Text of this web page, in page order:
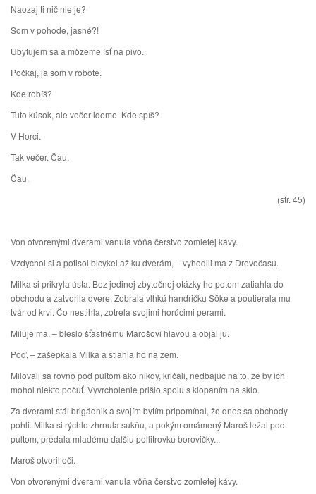
Naozaj ti nič nie je?
Som v pohode, jasné?!
Ubytujem sa a môžeme ísť na pivo.
Počkaj, ja som v robote.
Kde robíš?
Tuto kúsok, ale večer ideme. Kde spíš?
V Horci.
Tak večer. Čau.
Čau.
(str. 45)
Von otvorenými dverami vanula vôňa čerstvo zomletej kávy.
Vzdychol si a potisol bicykel až ku dverám, – vyhodili ma z Drevočasu.
Milka si prikryla ústa. Bez jedinej zbytočnej otázky ho potom zatiahla do
obchodu a zatvorila dvere. Zobrala vlhkú handričku Söke a poutierala mu
tvár od krvi. Čo nestihla, zotrela svojimi horúcimi perami.
Miluje ma, – bleslo šťastnému Marošovi hlavou a objal ju.
Poď, – zašepkala Milka a stiahla ho na zem.
Milovali sa rovno pod pultom ako nikdy, kričali, nedbajúc na to, že by ich
mohol niekto počuť. Vyvrcholenie prišlo spolu s klopaním na sklo.
Za dverami stál brigádnik a svojím bytím pripomínal, že dnes sa obchody
pohli. Milka si rýchlo zhrnula sukňu, a pokým omámený Maroš ležal pod
pultom, predala mladému ďalšiu pollitrovku borovičky...
Maroš otvoril oči.
Von otvorenými dverami vanula vôňa čerstvo zomletej kávy.